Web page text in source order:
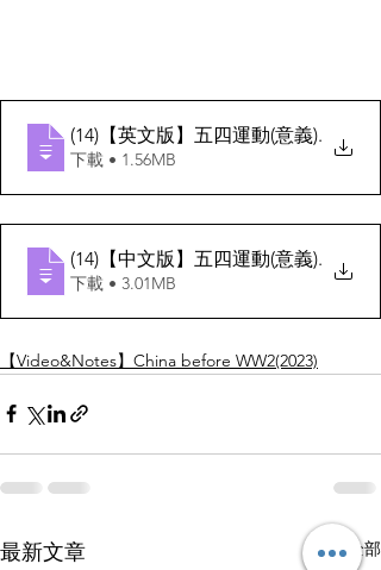
(14)【英文版】五四運動(意義).
下載 • 1.56MB
(14)【中文版】五四運動(意義).
下載 • 3.01MB
【Video&Notes】China before WW2(2023)
最新文章 查看全部